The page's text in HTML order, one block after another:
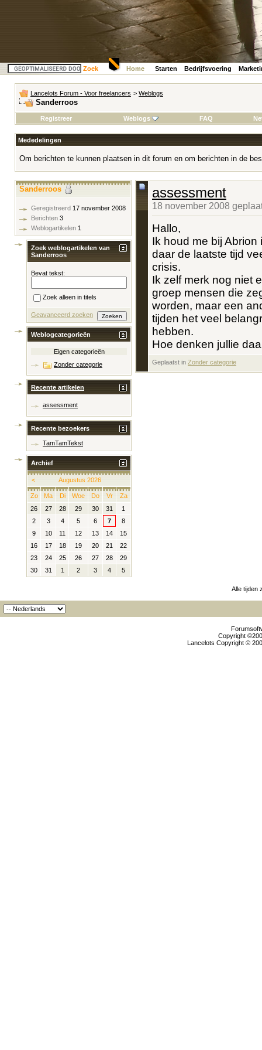
Zoek Home Starten Bedrijfsvoering
Lancelots Forum - Voor freelancers > Weblogs
Sanderroos
Registreer Weblogs FAQ
Mededelingen
Om berichten te kunnen plaatsen in dit forum en om berichten in de
assessment
18 november 2008
Hallo,
Ik houd me bij
daar de laatste tijd
crisis.
Ik zelf merk nog niet
groep mensen die
worden, maar een
tijden het veel
hebben.
Hoe denken jullie
Geplaatst in Zonder categorie
Sanderroos
Geregistreerd 17 november 2008
Berichten 3
Weblogartikelen 1
Zoek weblogartikelen van
Sanderroos
Bevat tekst:
Zoek alleen in titels
Geavanceerd zoeken
Weblogcategorieën
Eigen categorieën
Zonder categorie
Recente artikelen
assessment
Recente bezoekers
TamTamTekst
Archief
< Augustus 2026
Zo Ma Di Woe Do Vr
Za
26
27 28 29 30 31
1
2
3 4 5 6 7
8
9
10 11 12 13 14
15
16
17 18 19 20 21
22
23
24 25 26 27 28
29
30
31 1 2 3 4 5
Alle tijden
Copyright
Lancelots Copyright ©